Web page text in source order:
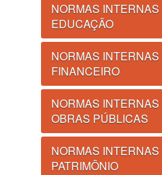
NORMAS
EDUCAÇÃO
NORMAS
FINANCEIRO
NORMAS
OBRAS PÚBLICAS
NORMAS
PATRIMÔNIO